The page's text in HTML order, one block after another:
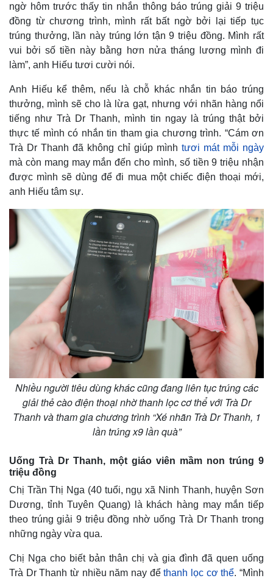
ngờ hôm trước thấy tin nhắn thông báo trúng giải 9 triệu
đồng từ chương trình, mình rất bất ngờ bởi lại tiếp tục
trúng thưởng, lần này trúng lớn tận 9 triệu đồng. Mình rất
vui bởi số tiền này bằng hơn nửa tháng lương mình đi
làm”, anh Hiếu tươi cười nói.
Anh Hiếu kể thêm, nếu là chỗ khác nhắn tin báo trúng
thưởng, mình sẽ cho là lừa gạt, nhưng với nhãn hàng nổi
tiếng như Trà Dr Thanh, mình tin ngay là trúng thật bởi
thực tế mình có nhắn tin tham gia chương trình. “Cám ơn
Trà Dr Thanh đã không chỉ giúp mình tươi mát mỗi ngày
mà còn mang may mắn đến cho mình, số tiền 9 triệu nhận
được mình sẽ dùng để đi mua một chiếc điện thoại mới,
anh Hiếu tâm sự.
Nhiều người tiêu dùng khác cũng đang liên tục trúng các
giải thẻ cào điện thoại nhờ thanh lọc cơ thể với Trà Dr
Thanh và tham gia chương trình “Xé nhãn Trà Dr Thanh, 1
lần trúng x9 lần quà”
Uống Trà Dr Thanh, một giáo viên mầm non trúng 9
triệu đồng
Chị Trần Thị Nga (40 tuổi, ngụ xã Ninh Thanh, huyện Sơn
Dương, tỉnh Tuyên Quang) là khách hàng may mắn tiếp
theo trúng giải 9 triệu đồng nhờ uống Trà Dr Thanh trong
những ngày vừa qua.
Chị Nga cho biết bản thân chị và gia đình đã quen uống
Trà Dr Thanh từ nhiều năm nay đểthanh lọc cơ thể. “Mình